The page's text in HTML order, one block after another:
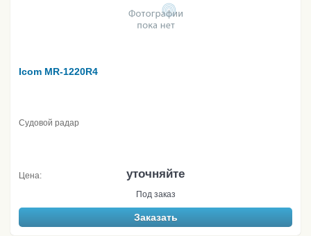
Icom MR-1220R4
Судовой радар
Цена: уточняйте
Под заказ
Заказать